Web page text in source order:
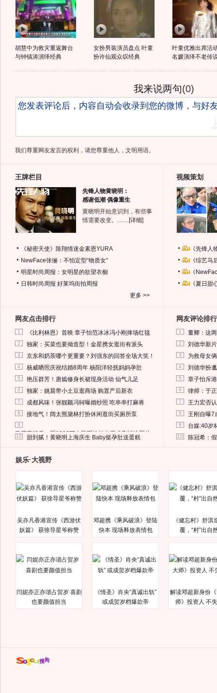
胡慧中为救灾重返舞台
与钟镇涛演绎经典
女扮男装演员盘点 叶童
扮许仙观众叹经典
叶童优雅出席活
名媛演绎不老传
我来说两句(0)
我们尊重网友发言的权利，请您尊重他人，文明用语。
王牌栏目
先锋人物黄晓明：
感谢低潮 偶像重生
黄晓明开始意识到，有些事
情需要改变。…… [详细]
《秘密天使》陈翔情迷金素恩YURA
NewFace张俪：不怕定型“物质女”
明星时尚周报：女明星的欲望衣橱
日韩时尚周报 好莱坞街拍周报
更多 >>
视频策划
《先锋
《综艺
《
《夏日
网友点击排行
1 《比利林恩》首映 章子怡范冰冰冯小刚捧场红毯
2 独家：买菜也要拗造型！金星携女逛街有派头
3 京东和奶茶哪个更重要？刘强东的回答全场大笑！
4 杨威晒照庆祝结婚8周年 杨阳洋轻抚妈妈孕肚
5 艳压群芳！唐嫣修身长裙现身活动 仙气儿足
6 独家：姚晨带小土豆逛商场 购置产后新衣
7 成都风味！张靓颖冯轲曝婚纱照 吃串串打麻将
8 接地气！阔太熊黛林打扮休闲逛街买厕所泵
9
马蓉离婚后，砸1000万人民币给媒体要求删掉这照片
10 甜到腻！黄晓明上海庆生 Baby挺孕肚送蛋糕
网友评论排行
1 董卿：这
2 刘德华新
3 为救母女
4 刘德华扮
5 章子怡斥
6 律师：于
7 王力宏否
8 王刚自曝7
9 台媒:40岁
10 陈冠希：
娱乐·大视野
吴亦凡香港宣传《西游伏
妖篇》 获徐导星爷称赞
邓超携《乘风破浪》登陆
快本 现场释放表情包
《健忘村》舒淇
覆，“村”出自
闫妮亦正亦谐占贺岁 喜剧
也要颜值担当
《情圣》肖央“真诚出轨”
或成贺岁档爆款帝
解读邓超新身份
师》投资人 不